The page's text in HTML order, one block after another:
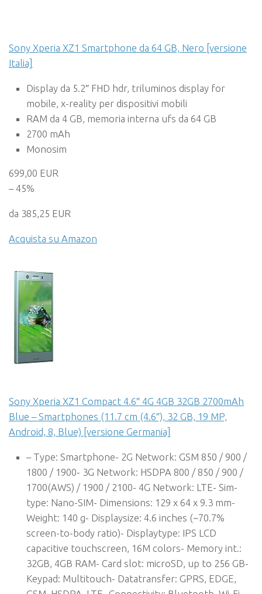
Sony Xperia XZ1 Smartphone da 64 GB, Nero [versione
Italia]
Display da 5.2″ FHD hdr, triluminos display for
mobile, x-reality per dispositivi mobili
RAM da 4 GB, memoria interna ufs da 64 GB
2700 mAh
Monosim
699,00 EUR
– 45%
da 385,25 EUR
Acquista su Amazon
Sony Xperia XZ1 Compact 4.6″ 4G 4GB 32GB 2700mAh
Blue – Smartphones (11.7 cm (4.6″), 32 GB, 19 MP,
Android, 8, Blue) [versione Germania]
– Type: Smartphone- 2G Network: GSM 850 / 900 /
1800 / 1900- 3G Network: HSDPA 800 / 850 / 900 /
1700(AWS) / 1900 / 2100- 4G Network: LTE- Sim-
type: Nano-SIM- Dimensions: 129 x 64 x 9.3 mm-
Weight: 140 g- Displaysize: 4.6 inches (~70.7%
screen-to-body ratio)- Displaytype: IPS LCD
capacitive touchscreen, 16M colors- Memory int.:
32GB, 4GB RAM- Card slot: microSD, up to 256 GB-
Keypad: Multitouch- Datatransfer: GPRS, EDGE,